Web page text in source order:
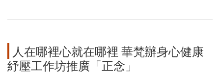
人在哪裡心就在哪裡 華梵辦身心健康
紓壓工作坊推廣「正念」